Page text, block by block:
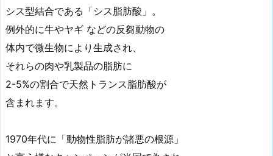
シス型結合である「シス脂肪酸」。
例外的に牛やヤギ などの反芻動物の
体内で微生物により生成され、
それらの肉や乳製品の脂肪に
2-5%の割合で天然トランス脂肪酸が
含まれます。
1970年代に「動物性脂肪が諸悪の根源」